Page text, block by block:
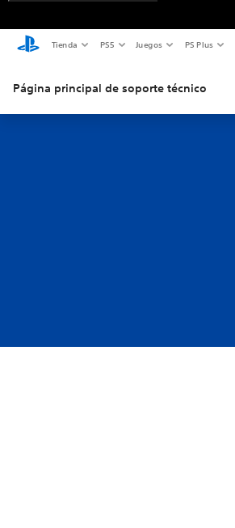
Tienda PS5 Juegos PS Plus
Página principal de soporte técnico